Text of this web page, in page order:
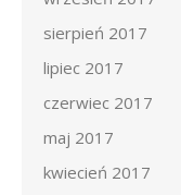
sierpień 2017
lipiec 2017
czerwiec 2017
maj 2017
kwiecień 2017